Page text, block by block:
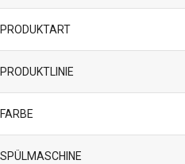
PRODUKTART
PRODUKTLINIE
FARBE
SPÜLMASCHINE